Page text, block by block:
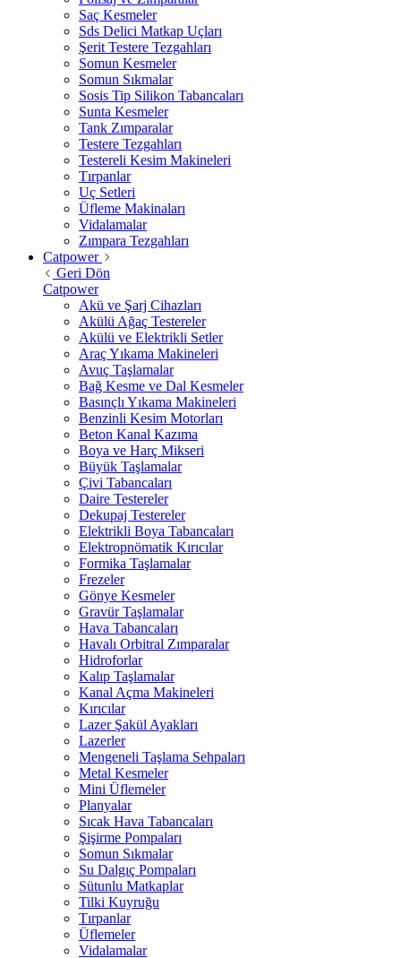
Saç Kesmeler
Sds Delici Matkap Uçları
Şerit Testere Tezgahları
Somun Kesmeler
Somun Sıkmalar
Sosis Tip Silikon Tabancaları
Sunta Kesmeler
Tank Zımparalar
Testere Tezgahları
Testereli Kesim Makineleri
Tırpanlar
Uç Setleri
Üfleme Makinaları
Vidalamalar
Zımpara Tezgahları
Catpower
Geri Dön
Catpower
Akü ve Şarj Cihazları
Akülü Ağaç Testereler
Akülü ve Elektrikli Setler
Araç Yıkama Makineleri
Avuç Taşlamalar
Bağ Kesme ve Dal Kesmeler
Basınçlı Yıkama Makineleri
Benzinli Kesim Motorları
Beton Kanal Kazıma
Boya ve Harç Mikseri
Büyük Taşlamalar
Çivi Tabancaları
Daire Testereler
Dekupaj Testereler
Elektrikli Boya Tabancaları
Elektropnömatik Kırıcılar
Formika Taşlamalar
Frezeler
Gönye Kesmeler
Gravür Taşlamalar
Hava Tabancaları
Havalı Orbitral Zımparalar
Hidroforlar
Kalıp Taşlamalar
Kanal Açma Makineleri
Kırıcılar
Lazer Şakül Ayakları
Lazerler
Mengeneli Taşlama Sehpaları
Metal Kesmeler
Mini Üflemeler
Planyalar
Sıcak Hava Tabancaları
Şişirme Pompaları
Somun Sıkmalar
Su Dalgıç Pompaları
Sütunlu Matkaplar
Tilki Kuyruğu
Tırpanlar
Üflemeler
Vidalamalar